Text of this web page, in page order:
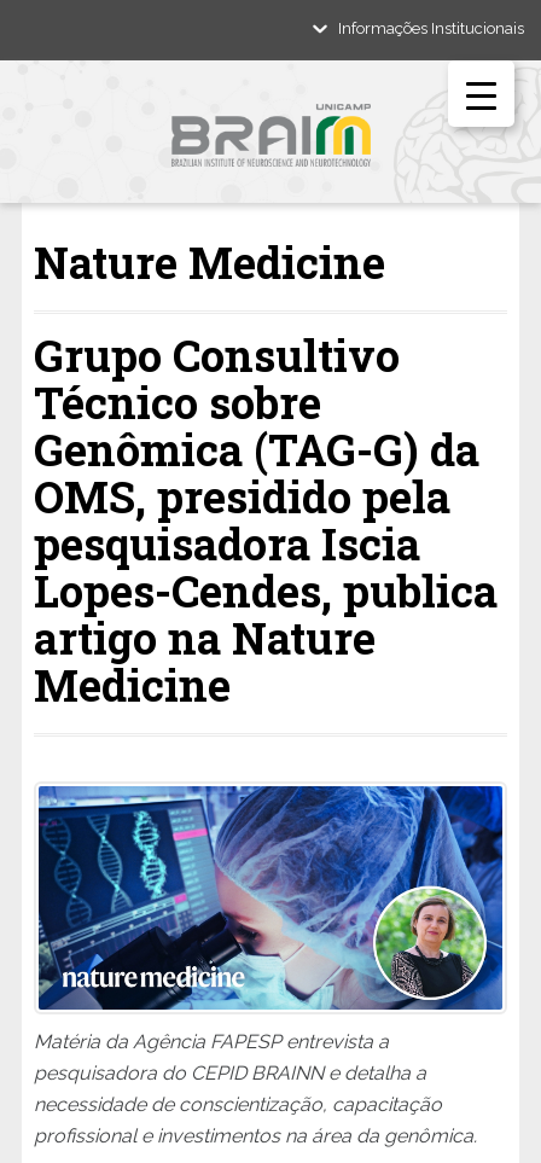
Informações Institucionais
Nature Medicine
Grupo Consultivo
Técnico sobre
Genômica (TAG-G) da
OMS, presidido pela
pesquisadora Iscia
Lopes-Cendes, publica
artigo na Nature
Medicine
Matéria da Agência FAPESP entrevista a
pesquisadora do CEPID BRAINN e detalha a
necessidade de conscientização, capacitação
profissional e investimentos na área da genômica.